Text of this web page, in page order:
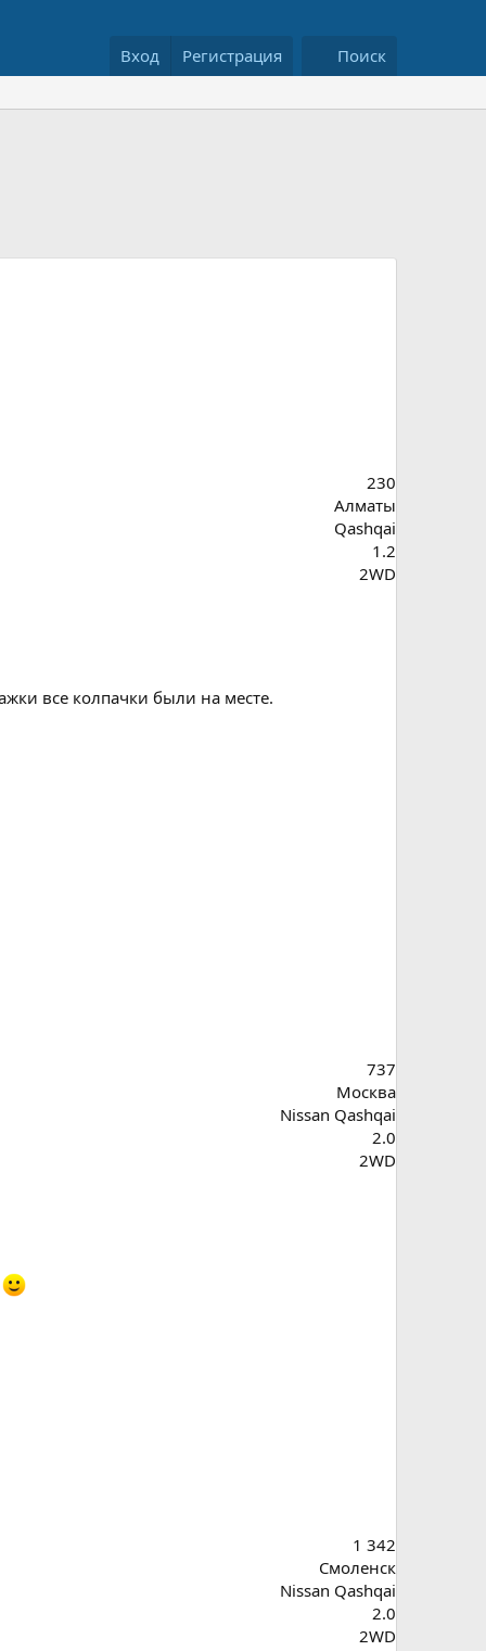
Вход Регистрация Поиск
230
Алматы
Qashqai
1.2
2WD
все колпачки были на месте.
737
Москва
Nissan Qashqai
2.0
2WD
1 342
Смоленск
Nissan Qashqai
2.0
2WD